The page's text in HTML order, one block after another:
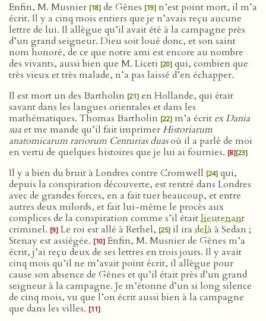
Enfin, M. Musnier [18] de Gênes [19] n’est point mort, il m’a
écrit. Il y a cinq mois entiers que je n’avais reçu aucune
lettre de lui. Il allègue qu’il avait été à la campagne près
d’un grand seigneur. Dieu soit loué donc, et son saint
nom honoré, de ce que notre ami est encore au nombre
des vivants, aussi bien que M. Liceti [20] qui, combien que
très vieux et très malade, n’a pas laissé d’en échapper.
Il est mort un des Bartholin [21] en Hollande, qui était
savant dans les langues orientales et dans les
mathématiques. Thomas Bartholin [22] m’a écrit ex Dania
suaet me mande qu’il fait imprimerHistoriarum
anatomicarum rariorum Centurias duasoù il a parlé de moi
en vertu de quelques histoires que je lui ai fournies. [8][23]
Il y a bien du bruit à Londres contre Cromwell [24] qui,
depuis la conspiration découverte, est rentré dans Londres
avec de grandes forces, en a fait tuer beaucoup, et entre
autres deux milords, et fait lui-même le procès aux
complices de la conspiration comme s’il étaitlieutenant
criminel. [9] Le roi est allé à Rethel, [25] il ira delà à Sedan ;
Stenay est assiégée. [10] Enfin, M. Musnier de Gênes m’a
écrit, j’ai reçu deux de ses lettres en trois jours. Il y avait
cinq mois qu’il ne m’avait point écrit, il allègue pour
cause son absence de Gênes et qu’il était près d’un grand
seigneur à la campagne. Je m’étonne d’un si long silence
de cinq mois, vu que l’on écrit aussi bien à la campagne
que dans les villes. [11]